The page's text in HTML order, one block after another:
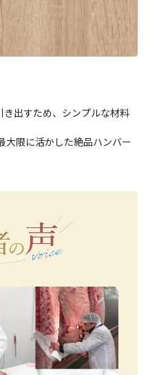
出すため、シンプルな材料
大限に活かした絶品ハンバー